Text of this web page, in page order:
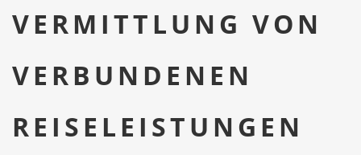
VERMITTLUNG VON
VERBUNDENEN
REISELEISTUNGEN